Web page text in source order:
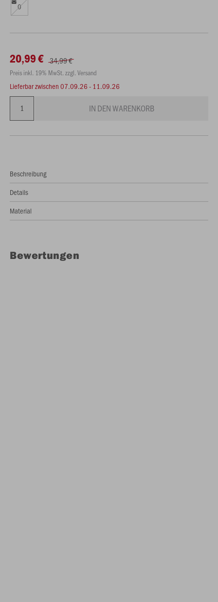
0
20,99 € 34,99 €
Preis inkl. 19% MwSt. zzgl. Versand
Lieferbar zwischen 07.09.26 - 11.09.26
IN DEN WARENKORB
Beschreibung
Details
Material
Bewertungen